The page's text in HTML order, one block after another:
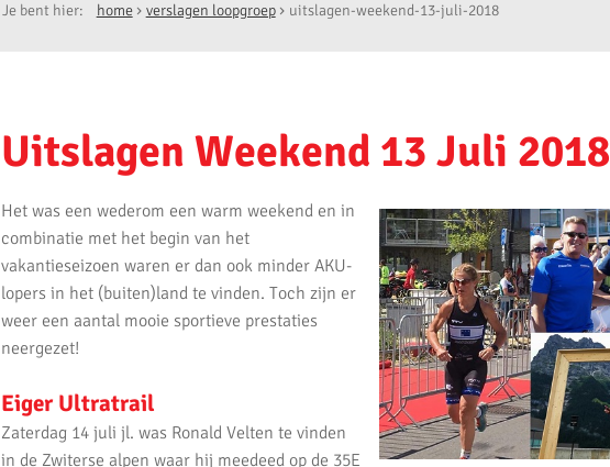
Je bent hier: home verslagen loopgroep uitslagen-weekend-13-juli-2018
Uitslagen Weekend 13 Juli 2018
Het was een wederom een warm weekend en in
combinatie met het begin van het
vakantieseizoen waren er dan ook minder AKU-
lopers in het (buiten)land te vinden. Toch zijn er
weer een aantal mooie sportieve prestaties
neergezet!
Eiger Ultratrail
Zaterdag 14 juli jl. was Ronald Velten te vinden
in de Zwiterse alpen waar hij meedeed op de 35E